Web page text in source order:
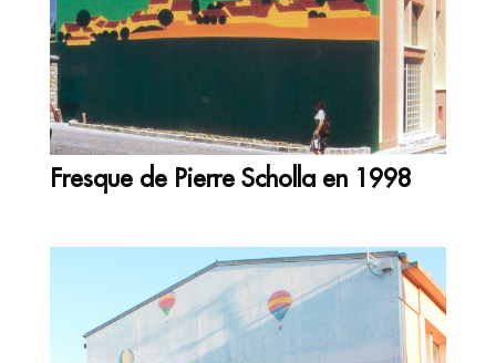
Fresque de Pierre Scholla en 1998